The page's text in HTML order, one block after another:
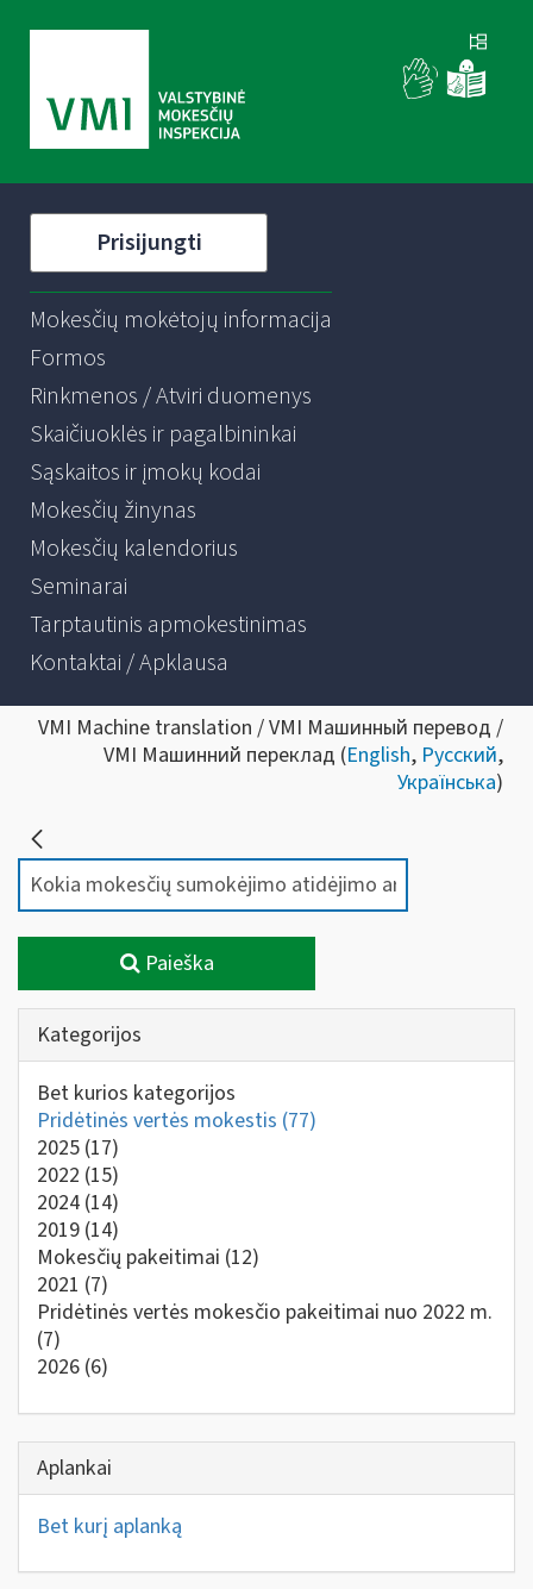
Prisijungti
Mokesčių mokėtojų informacija
Formos
Rinkmenos / Atviri duomenys
Skaičiuoklės ir pagalbininkai
Sąskaitos ir įmokų kodai
Mokesčių žinynas
Mokesčių kalendorius
Seminarai
Tarptautinis apmokestinimas
Kontaktai / Apklausa
VMI Machine translation / VMI Машинный перевод /
VMI Машинний переклад (English, Русский,
Українська)
Paieška
Kategorijos
Bet kurios kategorijos
Pridėtinės vertės mokestis (77)
2025 (17)
2022 (15)
2024 (14)
2019 (14)
Mokesčių pakeitimai (12)
2021 (7)
Pridėtinės vertės mokesčio pakeitimai nuo 2022 m.
(7)
2026 (6)
Aplankai
Bet kurį aplanką